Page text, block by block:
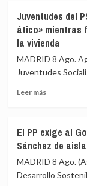
realizan
«a
puerta
avión»
comunica
a
la
UE
conexiones
aéreas
y
marítimas
con
Juventudes del
ático» mientras
la vivienda
MADRID 8 Ago.
Juventudes
Leer másLeer
del
PSOE
acusa
a
El PP exige al
Sánchez de
MADRID 8 Ago.
Desarrollo